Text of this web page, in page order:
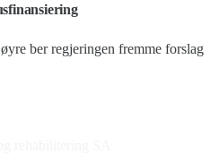
ber regjeringen fremme forslag